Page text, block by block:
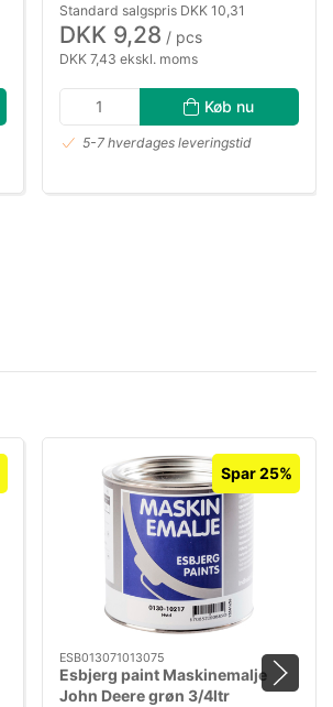
Standard salgspris DKK 10,31
DKK 9,28 / pcs
DKK 7,43 ekskl. moms
Køb nu
5-7 hverdages leveringstid
Spar 25%
ESB013071013075
Esbjerg paint Maskinemalje
John Deere grøn 3/4ltr